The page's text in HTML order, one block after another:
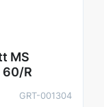
MS
R
GRT-001304